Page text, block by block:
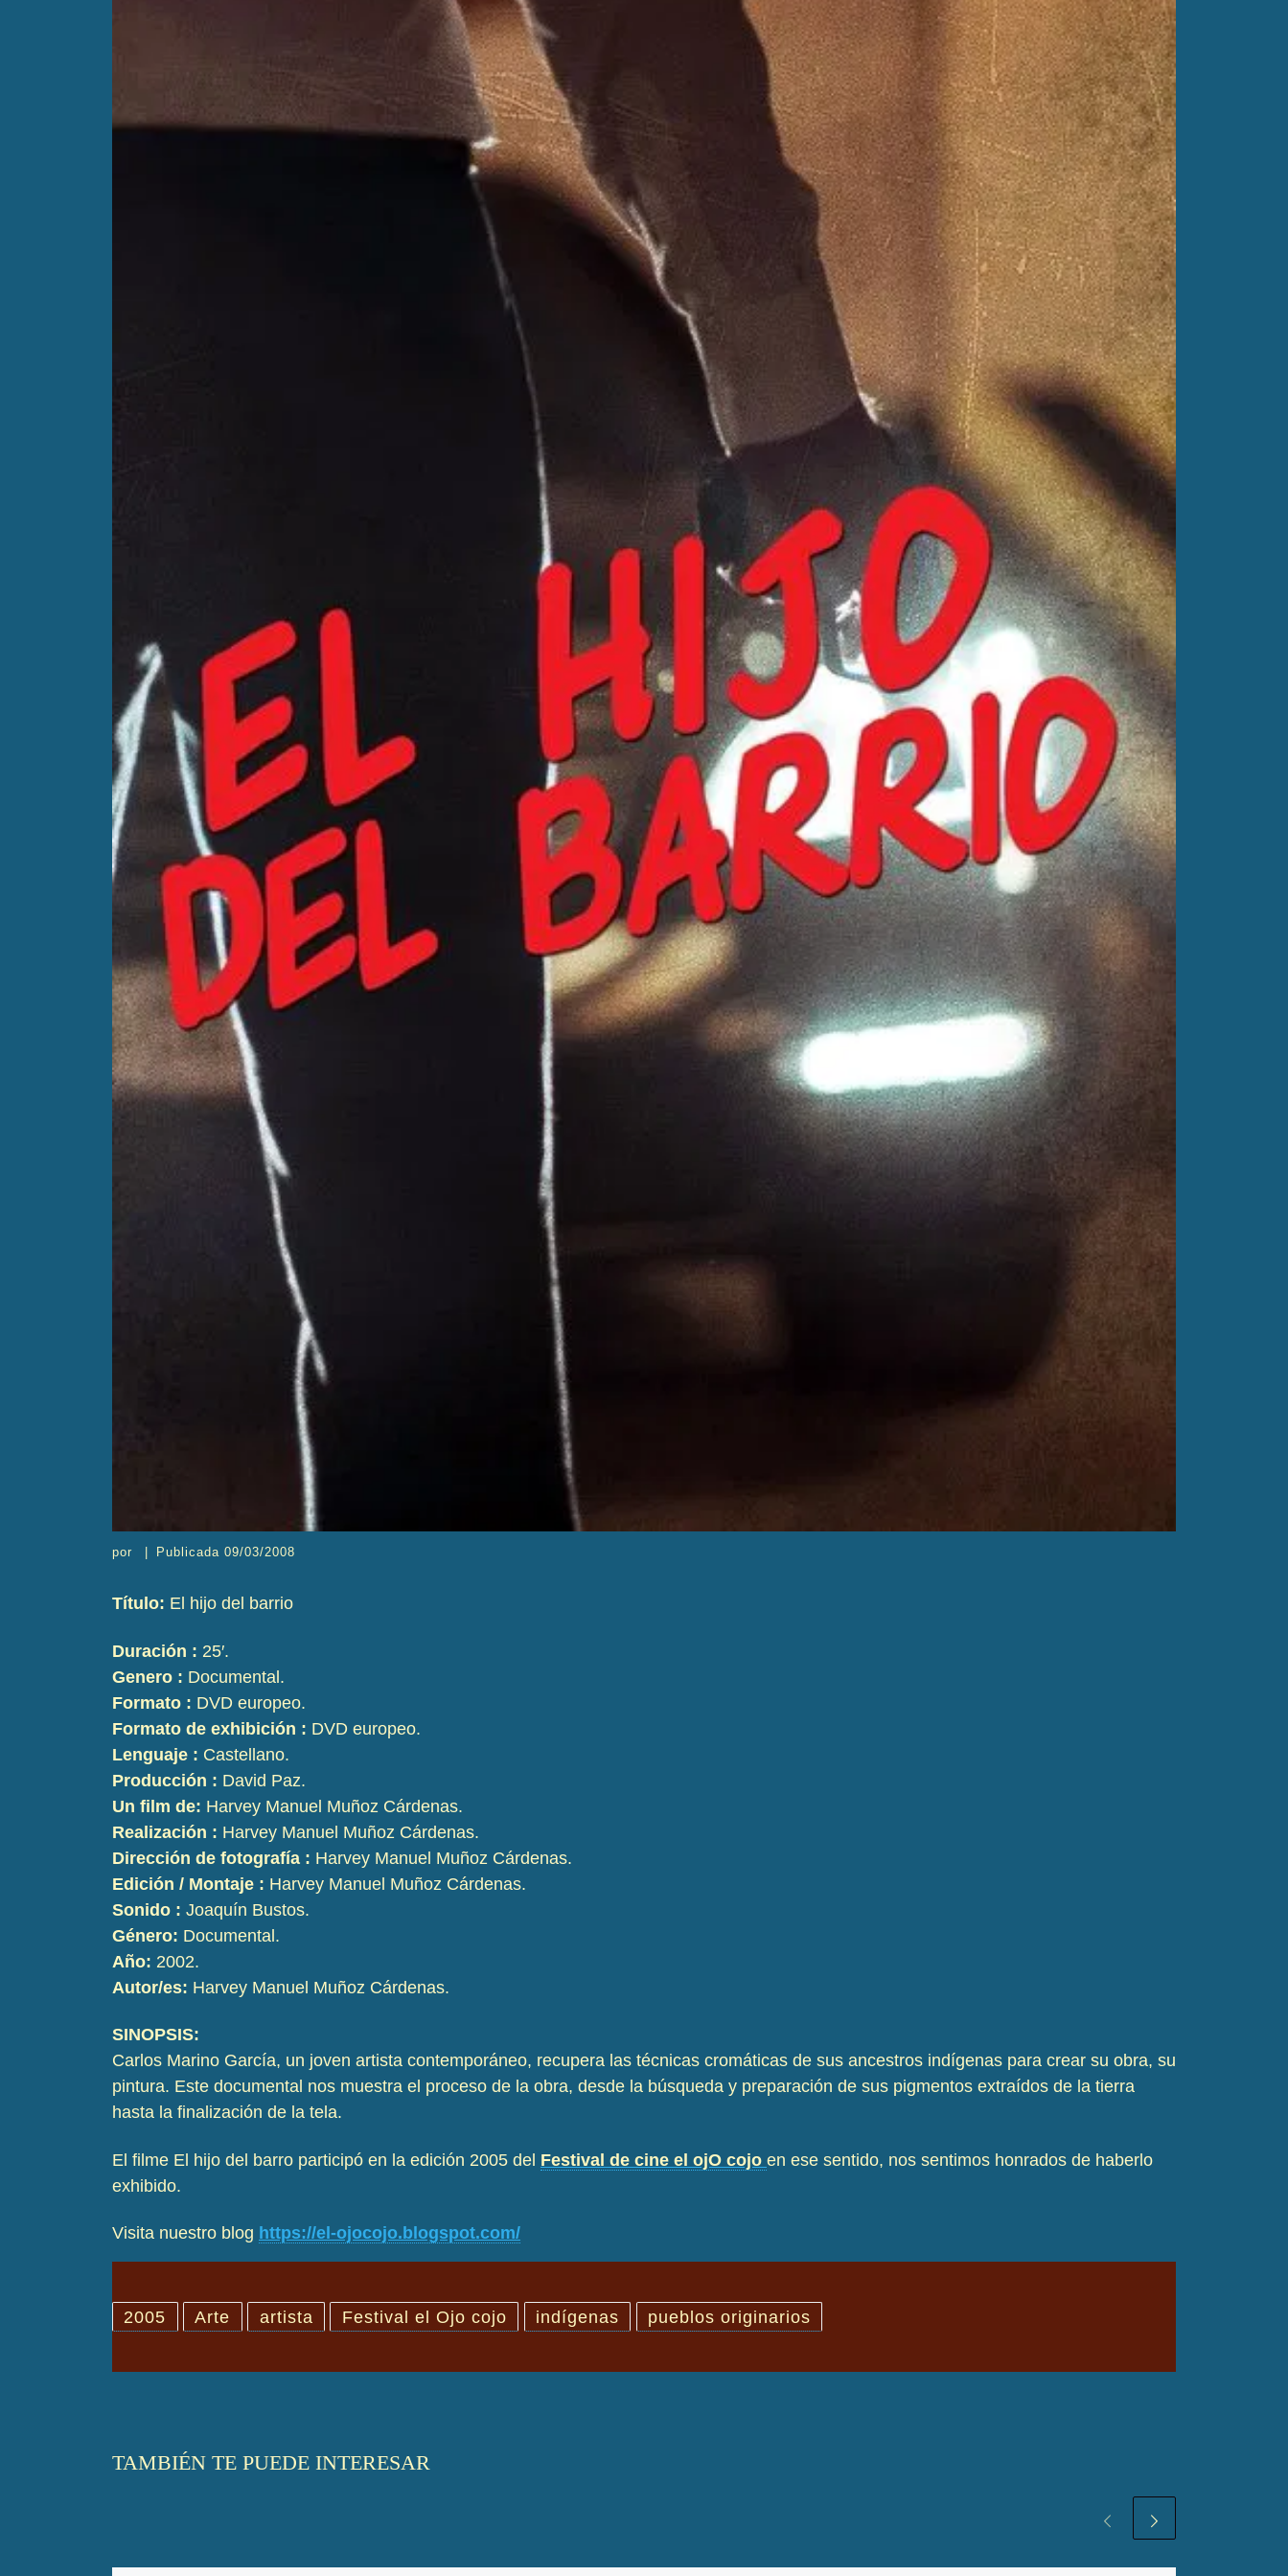
por Publicada 09/03/2008
Título: El hijo del barrio
Duración : 25′.
Genero : Documental.
Formato : DVD europeo.
Formato de exhibición : DVD europeo.
Lenguaje : Castellano.
Producción : David Paz.
Un film de: Harvey Manuel Muñoz Cárdenas.
Realización : Harvey Manuel Muñoz Cárdenas.
Dirección de fotografía : Harvey Manuel Muñoz Cárdenas.
Edición / Montaje : Harvey Manuel Muñoz Cárdenas.
Sonido : Joaquín Bustos.
Género: Documental.
Año: 2002.
Autor/es: Harvey Manuel Muñoz Cárdenas.
SINOPSIS:
Carlos Marino García, un joven artista contemporáneo, recupera las técnicas cromáticas de sus ancestros indígenas para crear su obra, su
pintura. Este documental nos muestra el proceso de la obra, desde la búsqueda y preparación de sus pigmentos extraídos de la tierra
hasta la finalización de la tela.
El filme El hijo del barro participó en la edición 2005 del Festival de cine el ojO cojo en ese sentido, nos sentimos honrados de haberlo
exhibido.
Visita nuestro blog https://el-ojocojo.blogspot.com/
2005 Arte artista Festival el Ojo cojo indígenas pueblos originarios
TAMBIÉN TE PUEDE INTERESAR